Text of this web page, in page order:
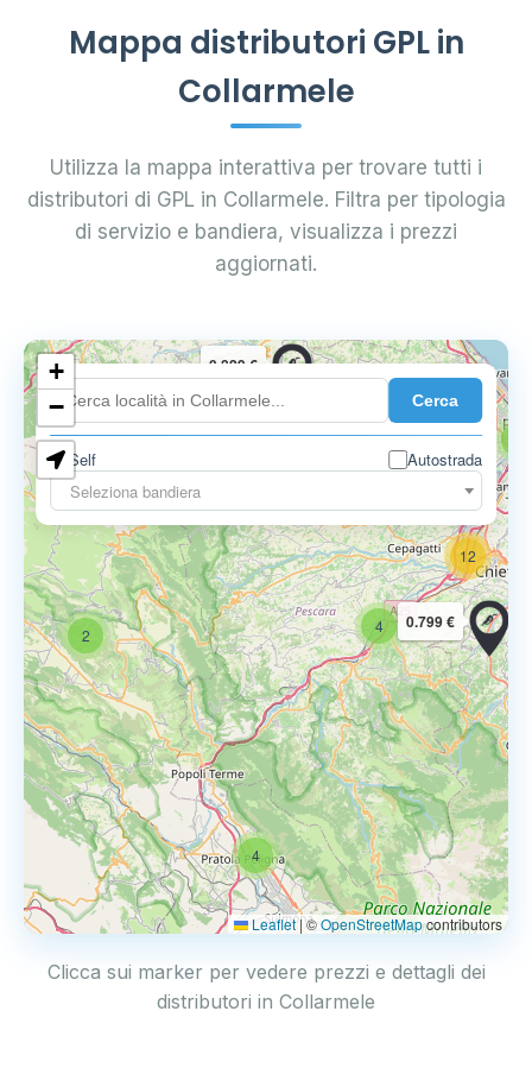
Mappa distributori GPL in
Collarmele
Utilizza la mappa interattiva per trovare tutti i
distributori di GPL in Collarmele. Filtra per tipologia
di servizio e bandiera, visualizza i prezzi
aggiornati.
Cerca
Self
Autostrada
Seleziona bandiera
2
4
4
12
0.829 €
0.827 €
0.799 €
+
−
Leaflet|©OpenStreetMapcontributors
Clicca sui marker per vedere prezzi e dettagli dei
distributori in Collarmele